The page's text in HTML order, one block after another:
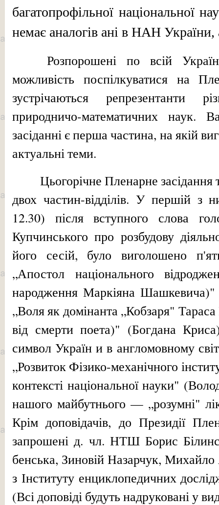
багатопрофільної національної
немає аналогів ані в НАН України,
Розпорошені по всій
можливість поспілкуватися на
зустрічаються репрезентанти
природничо-математичних наук.
засіданні є перша частина, на якій
актуальні теми.
Цьогорічне Пленарне засідання
двох частин-відділів. У першій з
12.30) після вступного слова
Купчинського про роз­будову
його сесій, було виголошено
„Апос­тол національного
народження Маркіяна
„Воля як домінанта „Кобзаря"
від смерти поета)" (Бог­дана
символ Україн и в англомовному
„Роз­виток Фізико-механічного
контексті національної науки"
нашого майбутнього — „розумні"
Крім доповідачів, до Президії
запрошені д. чл. НТШ Борис
бенська, Зиновій Назарчук,
з Інституту енциклопедичних
(Всі доповіді будуть надруковані у